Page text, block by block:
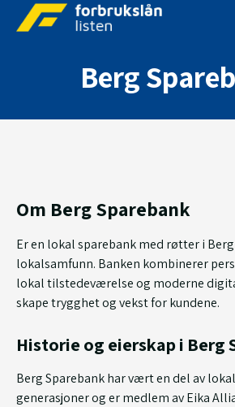
Berg
Om Berg Sparebank
Er en lokal sparebank med røtter i
lokalsamfunn. Banken kombinerer
lokal tilstedeværelse og moderne
skape trygghet og vekst for kundene.
Historie og eierskap i Berg
Berg Sparebank har vært en del av
generasjoner og er medlem av Eika